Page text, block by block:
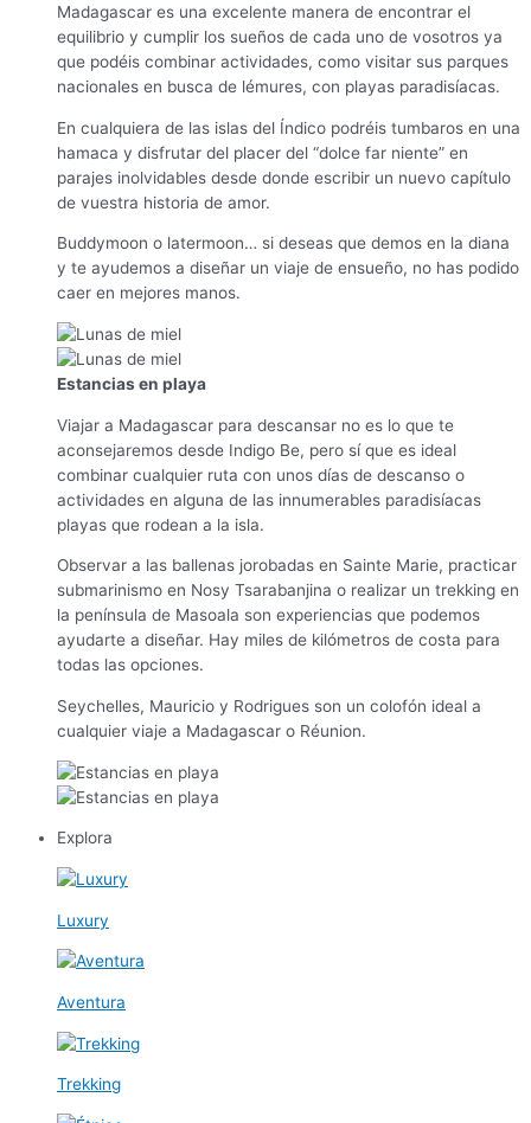
Madagascar es una excelente manera de encontrar el
equilibrio y cumplir los sueños de cada uno de vosotros ya
que podéis combinar actividades, como visitar sus parques
nacionales en busca de lémures, con playas paradisíacas.
En cualquiera de las islas del Índico podréis tumbaros en una
hamaca y disfrutar del placer del “dolce far niente” en
parajes inolvidables desde donde escribir un nuevo capítulo
de vuestra historia de amor.
Buddymoon o latermoon… si deseas que demos en la diana
y te ayudemos a diseñar un viaje de ensueño, no has podido
caer en mejores manos.
Estancias en playa
Viajar a Madagascar para descansar no es lo que te
aconsejaremos desde Indigo Be, pero sí que es ideal
combinar cualquier ruta con unos días de descanso o
actividades en alguna de las innumerables paradisíacas
playas que rodean a la isla.
Observar a las ballenas jorobadas en Sainte Marie, practicar
submarinismo en Nosy Tsarabanjina o realizar un trekking en
la península de Masoala son experiencias que podemos
ayudarte a diseñar. Hay miles de kilómetros de costa para
todas las opciones.
Seychelles, Mauricio y Rodrigues son un colofón ideal a
cualquier viaje a Madagascar o Réunion.
Explora
Luxury
Aventura
Trekking